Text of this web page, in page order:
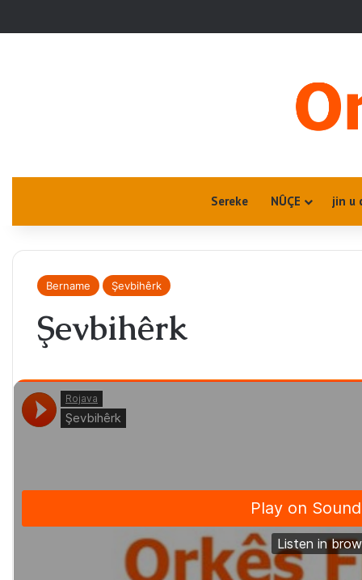
Sereke NÛÇE jin u
Bername Şevbihêrk
Şevbihêrk